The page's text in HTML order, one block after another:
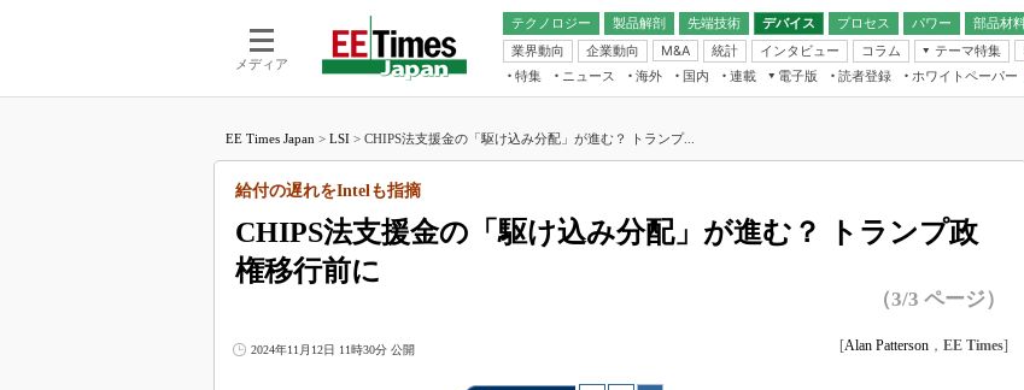
メディア
テクノロジー 製品解剖
先端技術
電池／エネルギー
デバイス
アナログ
マイコン
プロセス パワー 部品材
無線
業界動向
企業動向 M&A 統計 インタビュー コラム
テーマ特集
フィジカルAI
読者調査（EE Times Research）
IoT・
EXPO
人とく
特集 ニュース 海外 国内
連載
福田昭のデバイス通信
大山聡の業界スコープ
大原雄介のエレ・組み込みプレイバ
電子版
電子ブックレット
読者登録 ホワイトペーパー
EE Times Japan > LSI > CHIPS法支援金の「駆け込み分配」が進む？ トランプ...
CHIPS法支援金の「駆け込み分配」が進む？ トランプ政
権移行前に
給付の遅れをIntelも指摘
（3/3 ページ）
2024年11月12日 11時30分 公開 [Alan Patterson ， EE Times]